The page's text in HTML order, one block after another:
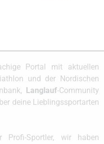
Portal mit aktuellen
und der Nordischen
Langlauf-Community
deine Lieblingssportarten
Profi-Sportler, wir haben